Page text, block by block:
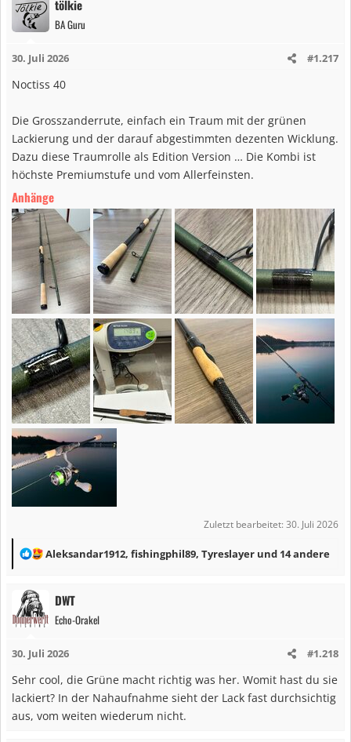
k
o
tölkie
BA Guru
30. Juli 2026 #1.217
Noctiss 40
Die Grosszanderrute, einfach ein Traum mit der grünen
Lackierung und der darauf abgestimmten dezenten Wicklung.
Dazu diese Traumrolle als Edition Version … Die Kombi ist
höchste Premiumstufe und vom Allerfeinsten.
Anhänge
Zuletzt bearbeitet: 30. Juli 2026
R
t
o
e
Aleksandar1912, fishingphil89, Tyreslayer und 14 andere
DWT
Echo-Orakel
30. Juli 2026 #1.218
Sehr cool, die Grüne macht richtig was her. Womit hast du sie
lackiert? In der Nahaufnahme sieht der Lack fast durchsichtig
aus, vom weiten wiederum nicht.